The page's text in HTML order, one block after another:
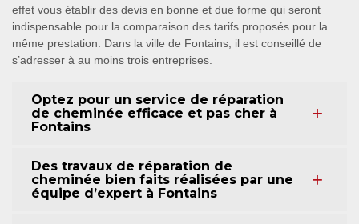
effet vous établir des devis en bonne et due forme qui seront
indispensable pour la comparaison des tarifs proposés pour la
même prestation. Dans la ville de Fontains, il est conseillé de
s’adresser à au moins trois entreprises.
Optez pour un service de réparation
de cheminée efficace et pas cher à
Fontains
Des travaux de réparation de
cheminée bien faits réalisées par une
équipe d’expert à Fontains